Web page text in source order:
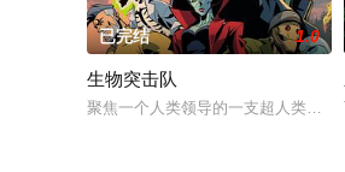
已完结 1.0
生物突击队
聚焦一个人类领导的一支超人类军